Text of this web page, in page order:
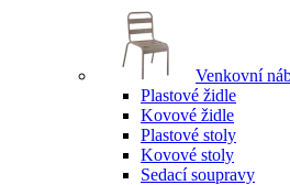
Venkovní
Plastové židle
Kovové židle
Plastové stoly
Kovové stoly
Sedací soupravy